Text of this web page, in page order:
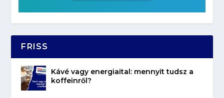
FRISS
Kávé vagy energiaital: mennyit tudsz a
koffeinről?